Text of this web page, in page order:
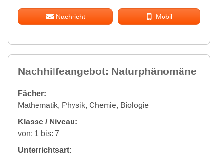
Nachricht Mobil
Nachhilfeangebot: Naturphänomäne
Fächer:
Mathematik, Physik, Chemie, Biologie
Klasse / Niveau:
von: 1 bis: 7
Unterrichtsart: